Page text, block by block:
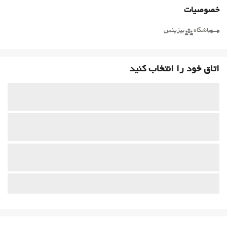
خصوصیات
باشگاه بیزینس
اتاق خود را انتخاب کنید